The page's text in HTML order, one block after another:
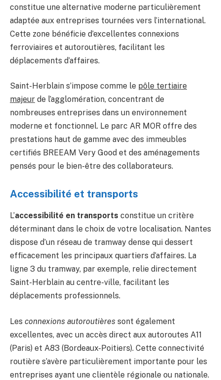
constitue une alternative moderne particulièrement
adaptée aux entreprises tournées vers l’international.
Cette zone bénéficie d’excellentes connexions
ferroviaires et autoroutières, facilitant les
déplacements d’affaires.
Saint-Herblain s’impose comme le pôle tertiaire
majeur de l’agglomération, concentrant de
nombreuses entreprises dans un environnement
moderne et fonctionnel. Le parc AR MOR offre des
prestations haut de gamme avec des immeubles
certifiés BREEAM Very Good et des aménagements
pensés pour le bien-être des collaborateurs.
Accessibilité et transports
L’accessibilité en transports constitue un critère
déterminant dans le choix de votre localisation. Nantes
dispose d’un réseau de tramway dense qui dessert
efficacement les principaux quartiers d’affaires. La
ligne 3 du tramway, par exemple, relie directement
Saint-Herblain au centre-ville, facilitant les
déplacements professionnels.
Les connexions autoroutières sont également
excellentes, avec un accès direct aux autoroutes A11
(Paris) et A83 (Bordeaux-Poitiers). Cette connectivité
routière s’avère particulièrement importante pour les
entreprises ayant une clientèle régionale ou nationale.